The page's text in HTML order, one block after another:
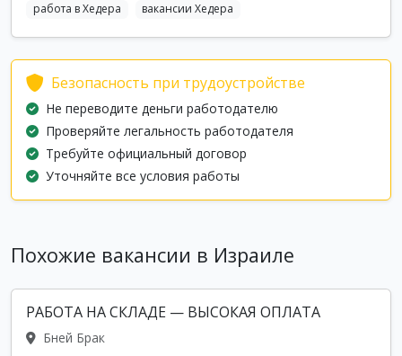
работа в Хедера
вакансии Хедера
Безопасность при трудоустройстве
Не переводите деньги работодателю
Проверяйте легальность работодателя
Требуйте официальный договор
Уточняйте все условия работы
Похожие вакансии в Израиле
РАБОТА НА СКЛАДЕ — ВЫСОКАЯ ОПЛАТА
Бней Брак